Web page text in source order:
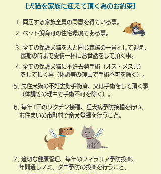
​【犬猫を家族に迎えて頂く為のお約束】
2. ペット飼育可の住宅環境である事。
​1. 同居する家族全員の同意を得ている事。
3. 全ての保護犬猫を人と同じ家族の一員として迎え、
最期の時まで愛情一杯にお世話をして頂く事。
4. 全ての保護犬猫に不妊去勢手術（オス・メス共）
をして頂く事（体調等の理由で手術不可を除く）。
5. 先住犬猫の不妊去勢手術済、又は手術をして頂く事
（体調等の理由で手術不可を除く）。
6. 毎年1回のワクチン接種、狂犬病予防接種を行い、
お住まいの市町村で畜犬登録を行うこと。
7. 適切な健康管理、毎年のフィラリア予防投薬、
年間通しノミ、ダニ予防の投薬を行うこと。